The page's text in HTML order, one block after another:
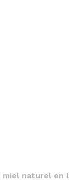
naturel en